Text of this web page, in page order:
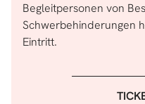
Begleitpersonen von
Schwerbehinderungen
Eintritt.